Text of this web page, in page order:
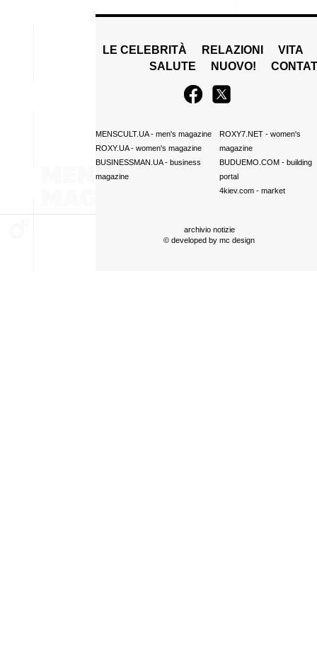
LE CELEBRITÀ RELAZIONI
VITA
SALUTE
NUOVO!
MENSCULT.UA- men's magazine
ROXY.UA- women's magazine
BUSINESSMAN.UA- business
magazine
ROXY7.NET- women's
magazine
BUDUEMO.COM- building
portal
4kiev.com- market
archivio notizie
© developed by mc design